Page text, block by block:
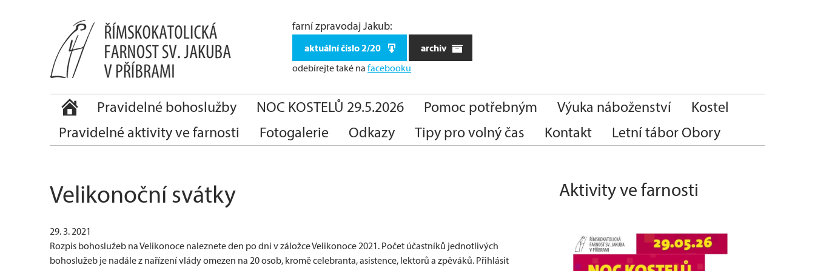
farní zpravodaj Jakub:
aktuální číslo 2/20 archiv
odebírejte také na facebooku
Pravidelné bohoslužby NOC KOSTELŮ 29.5.2026 Pomoc potřebným Výuka náboženství
Kostel
Pravidelné aktivity ve farnosti
Fotogalerie Odkazy Tipy pro volný čas Kontakt Letní tábor Obory
Velikonoční svátky
29. 3. 2021
Rozpis bohoslužeb na Velikonoce naleznete den po dni v záložce Velikonoce 2021. Počet účastníků jednotlivých
bohoslužeb je nadále z nařízení vlády omezen na 20 osob, kromě celebranta, asistence, lektorů a zpěváků. Přihlásit
Aktivity ve farnosti